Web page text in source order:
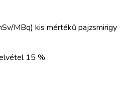
MBq) kis mértékű pajzsmirigy
15 %